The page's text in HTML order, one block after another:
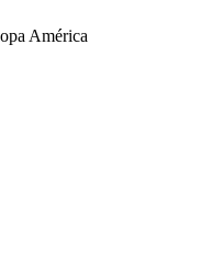
América